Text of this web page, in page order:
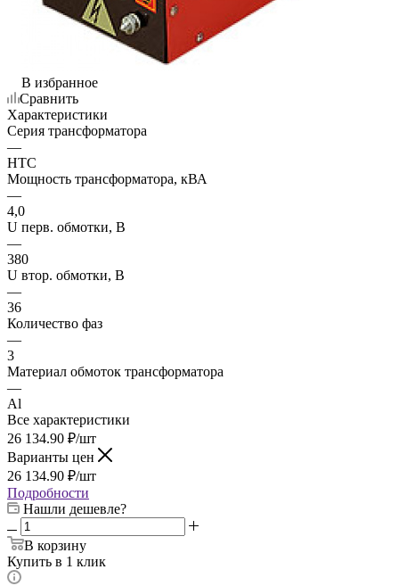
В избранное
Сравнить
Характеристики
Серия трансформатора
—
НТС
Мощность трансформатора, кВА
—
4,0
U перв. обмотки, В
—
380
U втор. обмотки, В
—
36
Количество фаз
—
3
Материал обмоток трансформатора
—
Al
Все характеристики
26 134.90 ₽/шт
Варианты цен
26 134.90 ₽/шт
Подробности
Нашли дешевле?
В корзину
Купить в 1 клик